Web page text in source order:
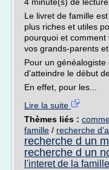
Le livret de famille
plus riches et utiles
pourquoi et
vos grands-parents
Pour un
d'atteindre le début
En effet, pour les...
Lire la suite
Thèmes liés :
famille / recherche
recherche d un
recherche d un
l'interet de la famille